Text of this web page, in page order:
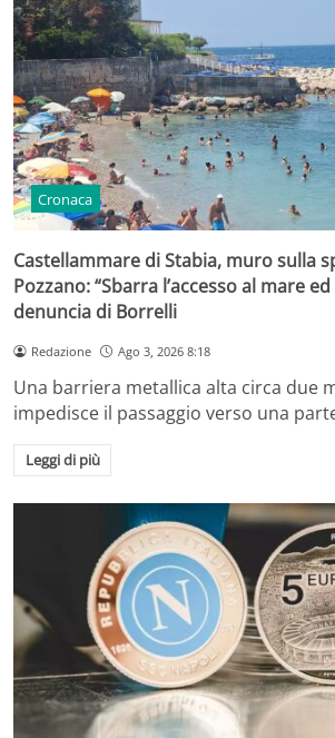
Cronaca
Castellammare di Stabia, muro sulla
Pozzano: “Sbarra l’accesso al mare
denuncia di Borrelli
Redazione Ago 3, 2026 8:18
Una barriera metallica alta circa due
impedisce il passaggio verso una
Leggi di più